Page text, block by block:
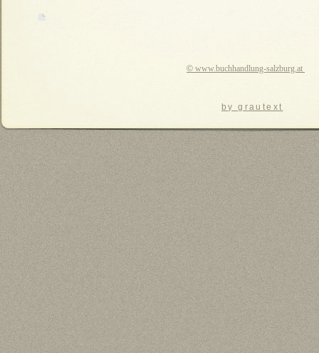
© www.buchhandlung-salzburg.at
by grautext